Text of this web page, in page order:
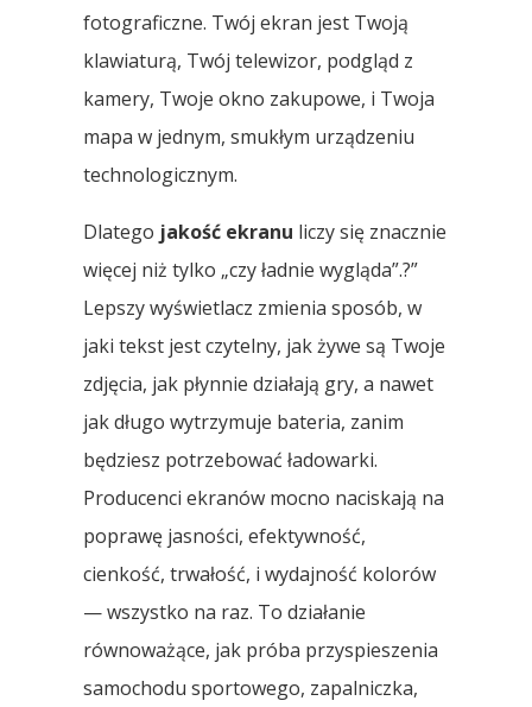
fotograficzne. Twój ekran jest Twoją
klawiaturą, Twój telewizor, podgląd z
kamery, Twoje okno zakupowe, i Twoja
mapa w jednym, smukłym urządzeniu
technologicznym.
Dlatego jakość ekranu liczy się znacznie
więcej niż tylko „czy ładnie wygląda”.?”
Lepszy wyświetlacz zmienia sposób, w
jaki tekst jest czytelny, jak żywe są Twoje
zdjęcia, jak płynnie działają gry, a nawet
jak długo wytrzymuje bateria, zanim
będziesz potrzebować ładowarki.
Producenci ekranów mocno naciskają na
poprawę jasności, efektywność,
cienkość, trwałość, i wydajność kolorów
— wszystko na raz. To działanie
równoważące, jak próba przyspieszenia
samochodu sportowego, zapalniczka,